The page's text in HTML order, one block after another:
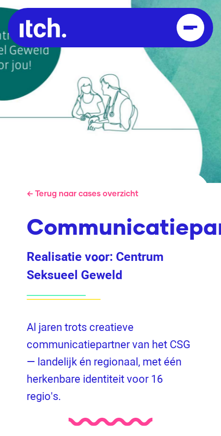
← Terug naar cases overzicht
Realisatie voor: Centrum
Seksueel Geweld
Al jaren trots creatieve
communicatiepartner van het CSG
— landelijk én regionaal, met één
herkenbare identiteit voor 16
regio's.